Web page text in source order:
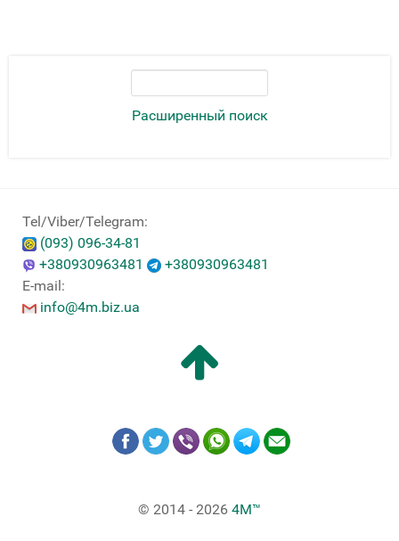
Расширенный поиск
Tel/Viber/Telegram:
(093) 096-34-81
+380930963481
+380930963481
E-mail:
info@4m.biz.ua
© 2014 - 2026 4M™